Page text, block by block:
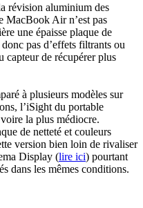
révision aluminium des
MacBook Air n’est pas
une épaisse plaque de
pas d’effets filtrants ou
capteur de récupérer plus
à plusieurs modèles sur
l’iSight du portable
la plus médiocre.
de netteté et couleurs
version bien loin de rivaliser
Display (lire ici) pourtant
dans les mêmes conditions.